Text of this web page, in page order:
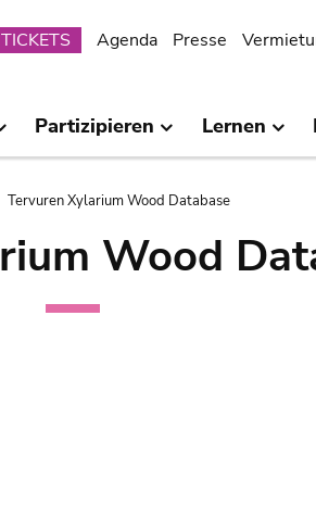
TICKETS Agenda Presse
Partizipieren Lernen
Tervuren Xylarium Wood Database
Wood